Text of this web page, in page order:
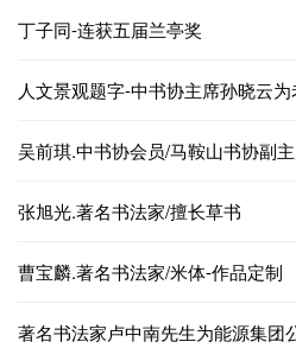
丁子同-连获五届兰亭奖
人文景观题字-中书协主席孙晓云
吴前琪.中书协会员/马鞍山书协副
张旭光.著名书法家/擅长草书
曹宝麟.著名书法家/米体-作品定制
著名书法家卢中南先生为能源集团